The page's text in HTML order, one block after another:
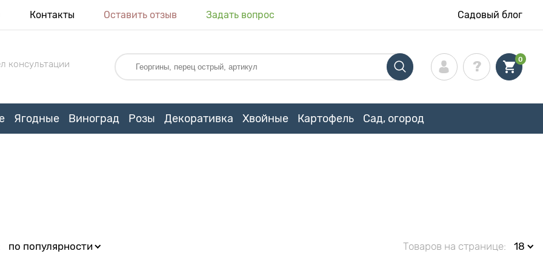
Контакты Оставить отзыв Задать вопрос Садовый блог
консультации 0
Ягодные Виноград Розы Декоративка Хвойные Картофель Сад, огород
по популярности Товаров на странице: 18